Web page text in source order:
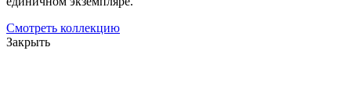
Смотреть коллекцию
Закрыть